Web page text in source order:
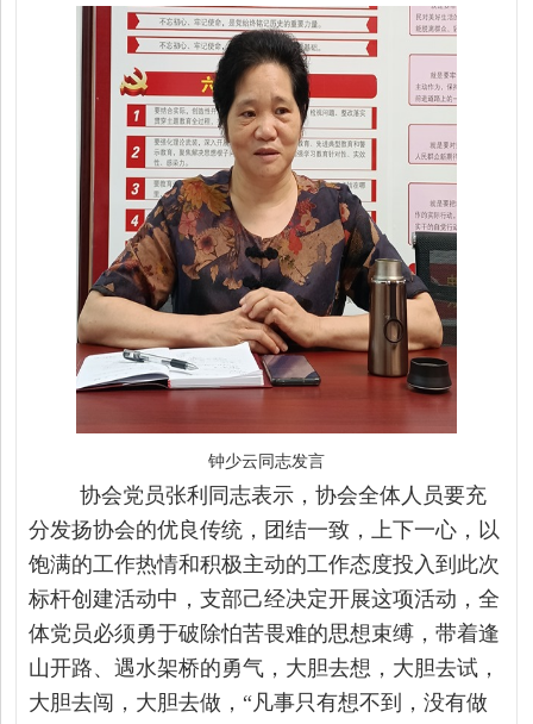
钟少云同志发言
协会党员张利同志表示，协会全体人员要充
分发扬协会的优良传统，团结一致，上下一心，以
饱满的工作热情和积极主动的工作态度投入到此次
标杆创建活动中，支部己经决定开展这项活动，全
体党员必须勇于破除怕苦畏难的思想束缚，带着逢
山开路、遇水架桥的勇气，大胆去想，大胆去试，
大胆去闯，大胆去做，“凡事只有想不到，没有做